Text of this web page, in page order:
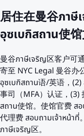
居住在曼谷ภาษี
อุซเบกิสถาน使
曼谷ภาษีเจริญ区客户可
寄至 NYC Legal 曼谷办
อุซเบกิสถาน语/英语，
事司（MFA）认证，(3)
สถาน使馆。使馆官费 ส
代理费 สอบถามเจ้าหน้า
ภาษีเจริญ区。